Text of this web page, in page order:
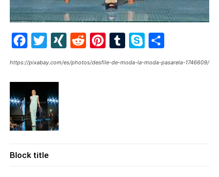
Facebook
Twitter
XINGReddit
Pinterest
Tumblr
Skype
https://pixabay.com/es/photos/desfile-de-moda-la-moda-pasarela-1746609/
Block title